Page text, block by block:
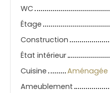
WC
Étage
Construction
État intérieur
Cuisine
Ameublement